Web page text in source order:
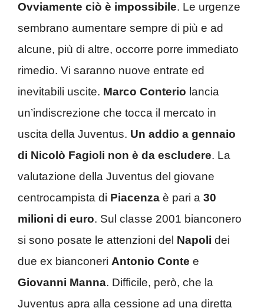
Ovviamente ciò è impossibile. Le urgenze
sembrano aumentare sempre di più e ad
alcune, più di altre, occorre porre immediato
rimedio. Vi saranno nuove entrate ed
inevitabili uscite. Marco Conterio lancia
un’indiscrezione che tocca il mercato in
uscita della Juventus. Un addio a gennaio
di Nicolò Fagioli non è da escludere. La
valutazione della Juventus del giovane
centrocampista di Piacenza è pari a 30
milioni di euro. Sul classe 2001 bianconero
si sono posate le attenzioni del Napoli dei
due ex bianconeri Antonio Conte e
Giovanni Manna. Difficile, però, che la
Juventus apra alla cessione ad una diretta